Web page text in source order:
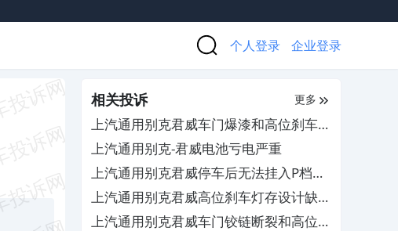
个人登录 企业登录
相关投诉 更多
上汽通用别克君威车门爆漆和高位刹车灯
开裂进水，厂家拒绝质保换件
上汽通用别克-君威电池亏电严重
上汽通用别克君威停车后无法挂入P档及
换挡杆锁死，要求厂家售后免费检修
上汽通用别克君威高位刹车灯存设计缺
陷，厂商拒绝维修
上汽通用别克君威车门铰链断裂和高位刹